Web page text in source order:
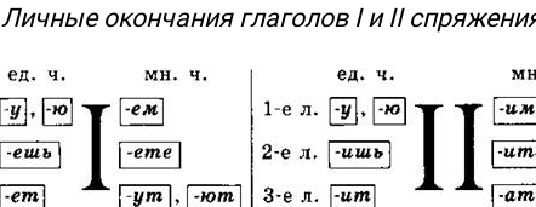
Личные окончания глаголов I и II